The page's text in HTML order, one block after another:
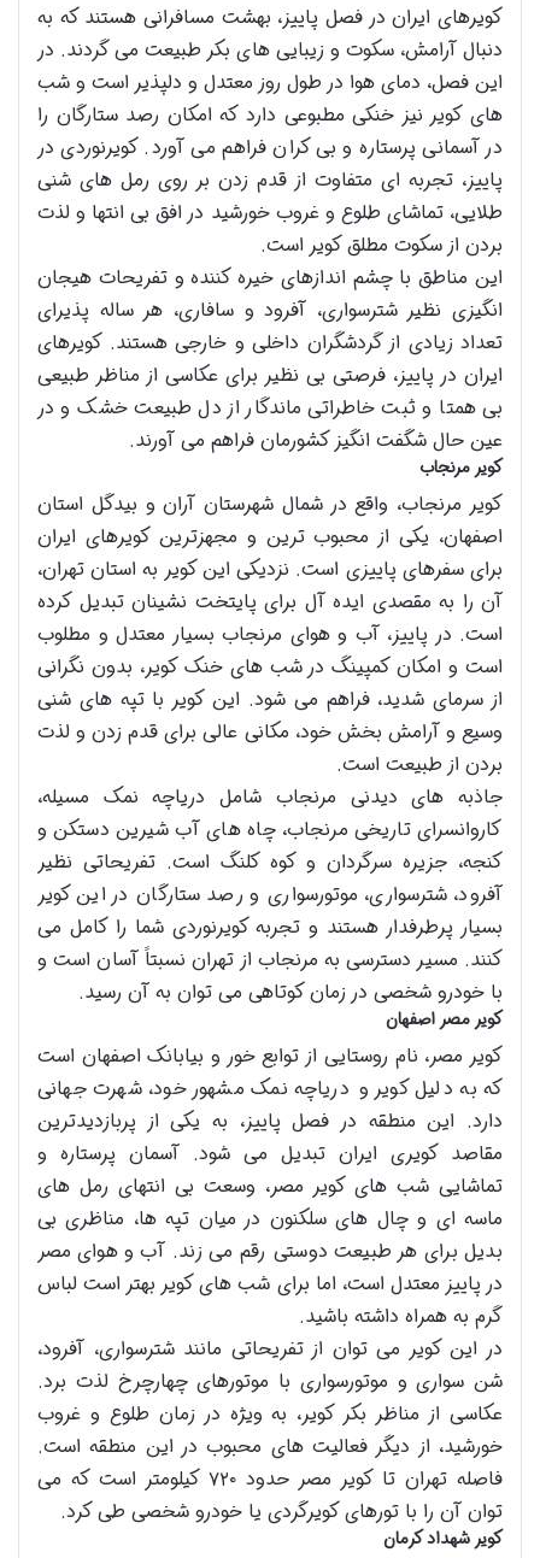
کویرهای ایران در فصل پاییز، بهشت مسافرانی هستند که به
دنبال آرامش، سکوت و زیبایی های بکر طبیعت می گردند. در
این فصل، دمای هوا در طول روز معتدل و دلپذیر است و شب
های کویر نیز خنکی مطبوعی دارد که امکان رصد ستارگان را
در آسمانی پرستاره و بی کران فراهم می آورد. کویرنوردی در
پاییز، تجربه ای متفاوت از قدم زدن بر روی رمل های شنی
طلایی، تماشای طلوع و غروب خورشید در افق بی انتها و لذت
بردن از سکوت مطلق کویر است.
این مناطق با چشم اندازهای خیره کننده و تفریحات هیجان
انگیزی نظیر شترسواری، آفرود و سافاری، هر ساله پذیرای
تعداد زیادی از گردشگران داخلی و خارجی هستند. کویرهای
ایران در پاییز، فرصتی بی نظیر برای عکاسی از مناظر طبیعی
بی همتا و ثبت خاطراتی ماندگار از دل طبیعت خشک و در
عین حال شگفت انگیز کشورمان فراهم می آورند.
کویر مرنجاب
کویر مرنجاب، واقع در شمال شهرستان آران و بیدگل استان
اصفهان، یکی از محبوب ترین و مجهزترین کویرهای ایران
برای سفرهای پاییزی است. نزدیکی این کویر به استان تهران،
آن را به مقصدی ایده آل برای پایتخت نشینان تبدیل کرده
است. در پاییز، آب و هوای مرنجاب بسیار معتدل و مطلوب
است و امکان کمپینگ در شب های خنک کویر، بدون نگرانی
از سرمای شدید، فراهم می شود. این کویر با تپه های شنی
وسیع و آرامش بخش خود، مکانی عالی برای قدم زدن و لذت
بردن از طبیعت است.
جاذبه های دیدنی مرنجاب شامل دریاچه نمک مسیله،
کاروانسرای تاریخی مرنجاب، چاه های آب شیرین دستکن و
کنجه، جزیره سرگردان و کوه کلنگ است. تفریحاتی نظیر
آفرود، شترسواری، موتورسواری و رصد ستارگان در این کویر
بسیار پرطرفدار هستند و تجربه کویرنوردی شما را کامل می
کنند. مسیر دسترسی به مرنجاب از تهران نسبتاً آسان است و
با خودرو شخصی در زمان کوتاهی می توان به آن رسید.
کویر مصر اصفهان
کویر مصر، نام روستایی از توابع خور و بیابانک اصفهان است
که به دلیل کویر و دریاچه نمک مشهور خود، شهرت جهانی
دارد. این منطقه در فصل پاییز، به یکی از پربازدیدترین
مقاصد کویری ایران تبدیل می شود. آسمان پرستاره و
تماشایی شب های کویر مصر، وسعت بی انتهای رمل های
ماسه ای و چال های سلکنون در میان تپه ها، مناظری بی
بدیل برای هر طبیعت دوستی رقم می زند. آب و هوای مصر
در پاییز معتدل است، اما برای شب های کویر بهتر است لباس
گرم به همراه داشته باشید.
در این کویر می توان از تفریحاتی مانند شترسواری، آفرود،
شن سواری و موتورسواری با موتورهای چهارچرخ لذت برد.
عکاسی از مناظر بکر کویر، به ویژه در زمان طلوع و غروب
خورشید، از دیگر فعالیت های محبوب در این منطقه است.
فاصله تهران تا کویر مصر حدود ۷۲۰ کیلومتر است که می
توان آن را با تورهای کویرگردی یا خودرو شخصی طی کرد.
کویر شهداد کرمان